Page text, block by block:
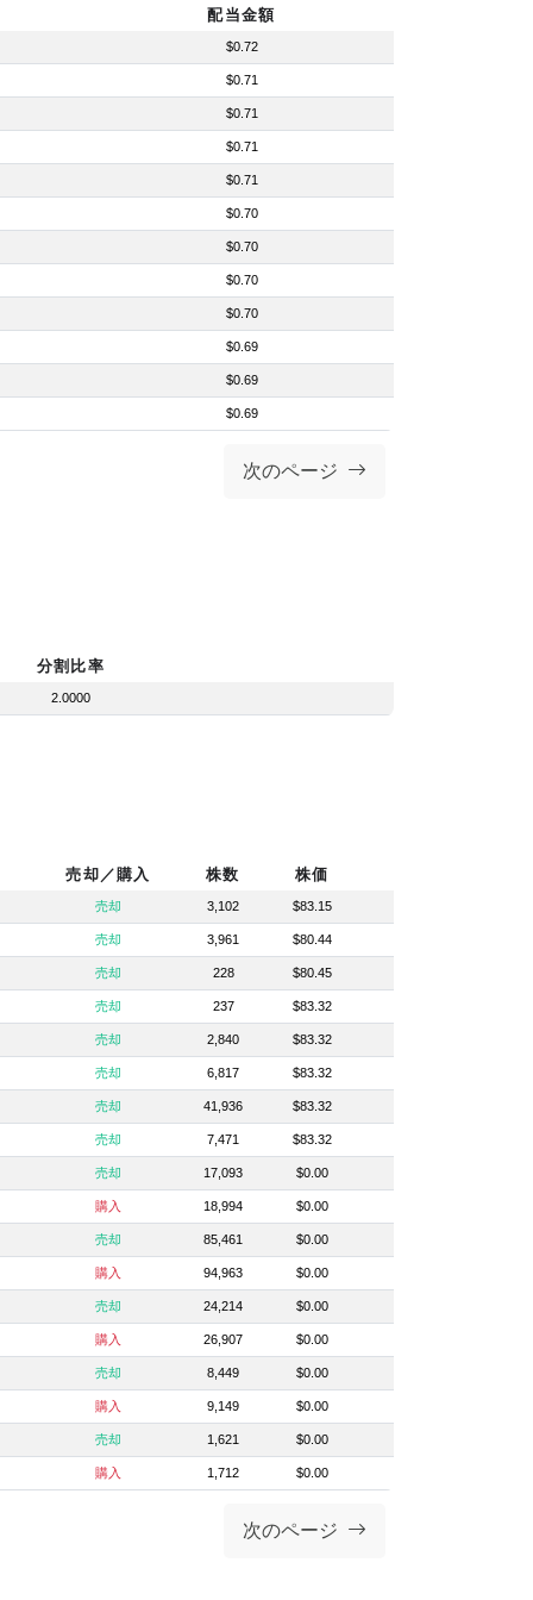
配当金額
$0.72
$0.71
$0.71
$0.71
$0.71
$0.70
$0.70
$0.70
$0.70
$0.69
$0.69
$0.69
次のページ
分割比率
2.0000
売却／購入 株数
株価
売却 3,102 $83.15
売却 3,961 $80.44
売却 228 $80.45
売却 237 $83.32
売却 2,840 $83.32
売却 6,817 $83.32
売却 41,936 $83.32
売却 7,471 $83.32
売却 17,093 $0.00
購入 18,994 $0.00
売却 85,461 $0.00
購入 94,963 $0.00
売却 24,214 $0.00
購入 26,907 $0.00
売却 8,449 $0.00
購入 9,149 $0.00
売却 1,621 $0.00
購入 1,712 $0.00
次のページ